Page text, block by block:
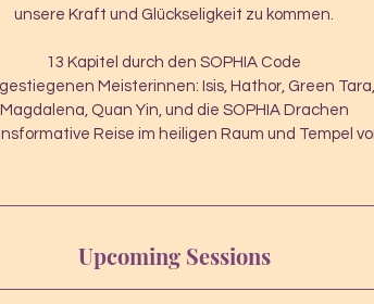
unsere Kraft und Glückseligkeit zu kommen.
13 Kapitel durch den SOPHIA Code
Meisterinnen: Isis, Hathor, Green
Magdalena, Quan Yin, und die SOPHIA Drachen
Reise im heiligen Raum und Tempel
Upcoming Sessions